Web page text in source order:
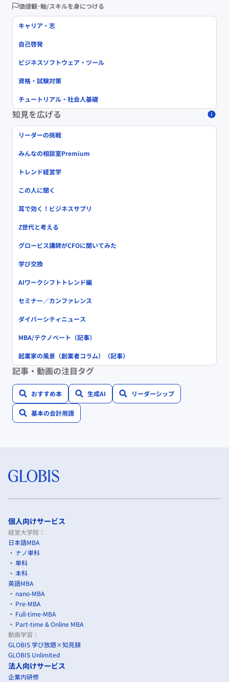
価値観･軸/スキルを身につける
キャリア・志
自己啓発
ビジネスソフトウェア・ツール
資格・試験対策
チュートリアル・社会人基礎
知見を広げる
リーダーの挑戦
みんなの相談室Premium
トレンド経営学
この人に聞く
耳で効く！ビジネスサプリ
Z世代と考える
グロービス講師がCFOに聞いてみた
学び交換
AIワークシフトトレンド編
セミナー／カンファレンス
ダイバーシティニュース
MBA/テクノベート（記事）
起業家の風景（創業者コラム）（記事）
記事・動画の注目タグ
おすすめ本 生成AI リーダーシップ
基本の会計用語
個人向けサービス
経営大学院：
日本語MBA
ナノ単科
単科
本科
英語MBA
nano-MBA
Pre-MBA
Full-time-MBA
Part-time & Online MBA
動画学習：
GLOBIS 学び放題×知見録
GLOBIS Unlimited
法人向けサービス
企業内研修